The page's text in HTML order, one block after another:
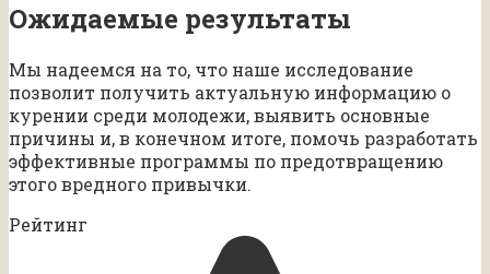
Ожидаемые результаты
Мы надеемся на то, что наше исследование
позволит получить актуальную информацию о
курении среди молодежи, выявить основные
причины и, в конечном итоге, помочь разработать
эффективные программы по предотвращению
этого вредного привычки.
Рейтинг